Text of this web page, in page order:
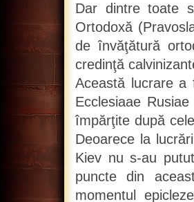
Dar dintre toate
Ortodoxă
de învăţătură
credinţă
Această lucrare a
Ecclesiaae
împărţite după
Deoarece la
Kiev nu s-au
puncte din
momentul